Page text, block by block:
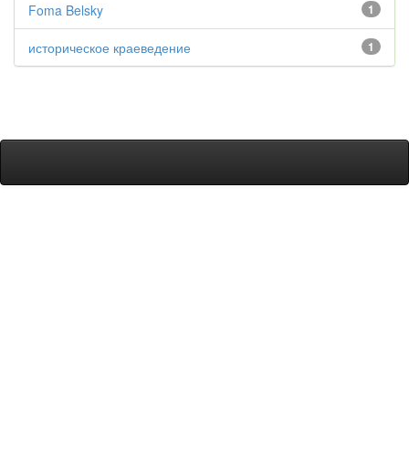
1
Foma Belsky
1
историческое краеведение